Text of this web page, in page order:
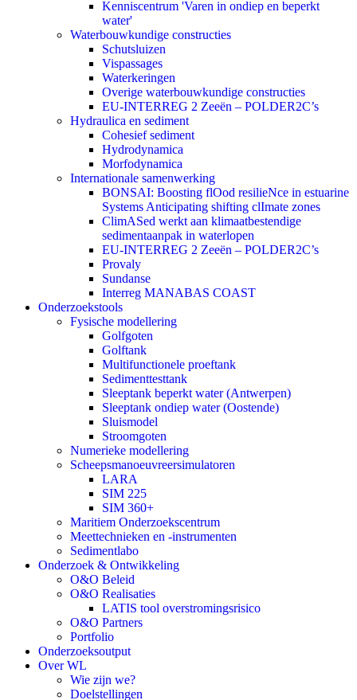
Kenniscentrum 'Varen in ondiep en beperkt
water'
Waterbouwkundige constructies
Schutsluizen
Vispassages
Waterkeringen
Overige waterbouwkundige constructies
EU-INTERREG 2 Zeeën – POLDER2C’s
Hydraulica en sediment
Cohesief sediment
Hydrodynamica
Morfodynamica
Internationale samenwerking
BONSAI: Boosting flOod resilieNce in estuarine
Systems Anticipating shifting clImate zones
ClimASed werkt aan klimaatbestendige
sedimentaanpak in waterlopen
EU-INTERREG 2 Zeeën – POLDER2C’s
Provaly
Sundanse
Interreg MANABAS COAST
Onderzoekstools
Fysische modellering
Golfgoten
Golftank
Multifunctionele proeftank
Sedimenttesttank
Sleeptank beperkt water (Antwerpen)
Sleeptank ondiep water (Oostende)
Sluismodel
Stroomgoten
Numerieke modellering
Scheepsmanoeuvreersimulatoren
LARA
SIM 225
SIM 360+
Maritiem Onderzoekscentrum
Meettechnieken en -instrumenten
Sedimentlabo
Onderzoek & Ontwikkeling
O&O Beleid
O&O Realisaties
LATIS tool overstromingsrisico
O&O Partners
Portfolio
Onderzoeksoutput
Over WL
Wie zijn we?
Doelstellingen